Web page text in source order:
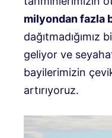
milyondan fazla
dağıtmadığımız
geliyor ve
bayilerimizin
artırıyoruz.